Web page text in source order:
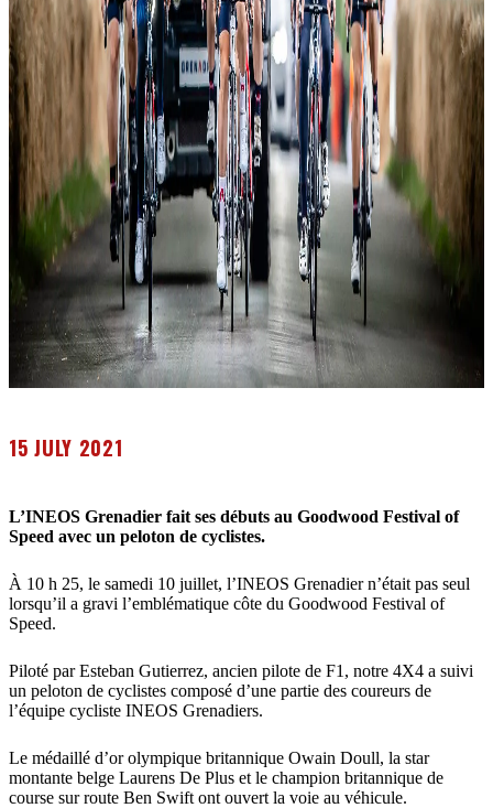
15 JULY 2021
L’INEOS Grenadier fait ses débuts au Goodwood Festival of
Speed avec un peloton de cyclistes.
À 10 h 25, le samedi 10 juillet, l’INEOS Grenadier n’était pas seul
lorsqu’il a gravi l’emblématique côte du Goodwood Festival of
Speed.
Piloté par Esteban Gutierrez, ancien pilote de F1, notre 4X4 a suivi
un peloton de cyclistes composé d’une partie des coureurs de
l’équipe cycliste INEOS Grenadiers.
Le médaillé d’or olympique britannique Owain Doull, la star
montante belge Laurens De Plus et le champion britannique de
course sur route Ben Swift ont ouvert la voie au véhicule.